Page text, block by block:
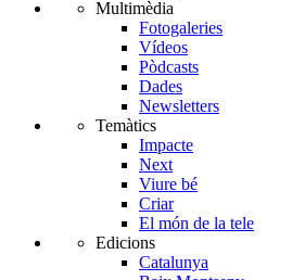
Multimèdia
Fotogaleries
Vídeos
Pòdcasts
Dades
Newsletters
Temàtics
Impacte
Next
Viure bé
Criar
El món de la tele
Edicions
Catalunya